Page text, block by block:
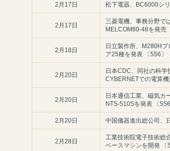
2月17日 松下電器、BC6000シ
2月17日
三菱電機、事務分野で
MELCOM80‐48を発売
2月18日
日立製作所、M280H
ア25種を発表 〔556〕
2月20日
日本CDC、同社の科学
CYBERNETでの電算機
2月20日
日本通信工業、磁気カ
NTS‐510Sを発表 〔556
2月20日 中国儀器進出総公司、
2月28日
工業技術院電子技術総
ベースマシンを開発 〔